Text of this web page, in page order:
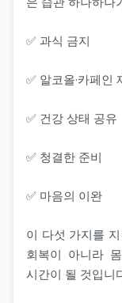
✅ 과식 금지
✅ 알코올·카페인
✅ 건강 상태 공유
✅ 청결한 준비
✅ 마음의 이완
이 다섯 가지를
회복이 아니라
시간이 될 것입니